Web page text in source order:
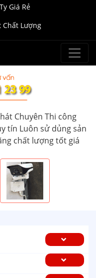
Giá Rẻ
Chất Lượng
Chuyên Thi công
tín Luôn sử dủng sản
chất lượng tốt giá